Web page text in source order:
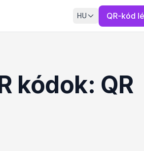
HU QR-kód
kódok: QR